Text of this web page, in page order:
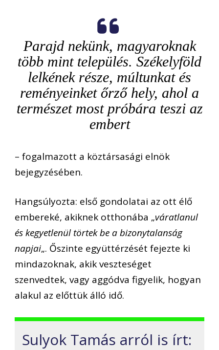
Parajd nekünk, magyaroknak
több mint település. Székelyföld
lelkének része, múltunkat és
reményeinket őrző hely, ahol a
természet most próbára teszi az
embert
– fogalmazott a köztársasági elnök
bejegyzésében.
Hangsúlyozta: első gondolatai az ott élő
embereké, akiknek otthonába „váratlanul
és kegyetlenül törtek be a bizonytalanság
napjai„. Őszinte együttérzését fejezte ki
mindazoknak, akik veszteséget
szenvedtek, vagy aggódva figyelik, hogyan
alakul az előttük álló idő.
Sulyok Tamás arról is írt: